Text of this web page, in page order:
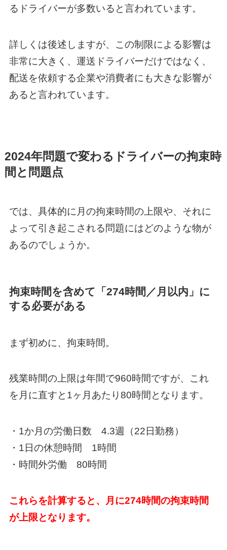
るドライバーが多数いると言われています。
詳しくは後述しますが、この制限による影響は
非常に大きく、運送ドライバーだけではなく、
配送を依頼する企業や消費者にも大きな影響が
あると言われています。
2024年問題で変わるドライバーの拘束時
間と問題点
では、具体的に月の拘束時間の上限や、それに
よって引き起こされる問題にはどのような物が
あるのでしょうか。
拘束時間を含めて「274時間／月以内」に
する必要がある
まず初めに、拘束時間。
残業時間の上限は年間で960時間ですが、これ
を月に直すと1ヶ月あたり80時間となります。
・1か月の労働日数 4.3週（22日勤務）
・1日の休憩時間 1時間
・時間外労働 80時間
これらを計算すると、月に274時間の拘束時間
が上限となります。